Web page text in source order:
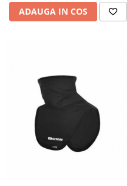
Genti picior
Top case
Accesorii cutii Shad
Cutii aluminiu Shad
Cutii ATV Shad
Cutii capace colorate
Cutii laterale Shad
ADAUGA IN COS